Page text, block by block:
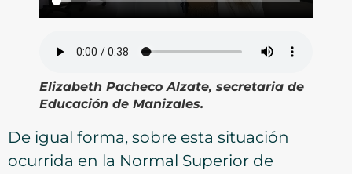
Elizabeth Pacheco Alzate, secretaria de
Educación de Manizales.
De igual forma, sobre esta situación
ocurrida en la Normal Superior de